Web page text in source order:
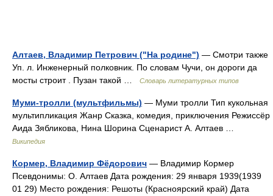
Алтаев, Владимир Петрович ("На родине") — Смотри также
Уп. л. Инженерный полковник. По словам Чучи, он дороги да
мосты строит . Пузан такой …
Словарь литературных типов
Муми-тролли (мультфильмы) — Муми тролли Тип кукольная
мультипликация Жанр Сказка, комедия, приключения Режиссёр
Аида Зябликова, Нина Шорина Сценарист А. Алтаев …
Википедия
Кормер, Владимир Фёдорович — Владимир Кормер
Псевдонимы: О. Алтаев Дата рождения: 29 января 1939(1939
01 29) Место рождения: Решоты (Красноярский край) Дата